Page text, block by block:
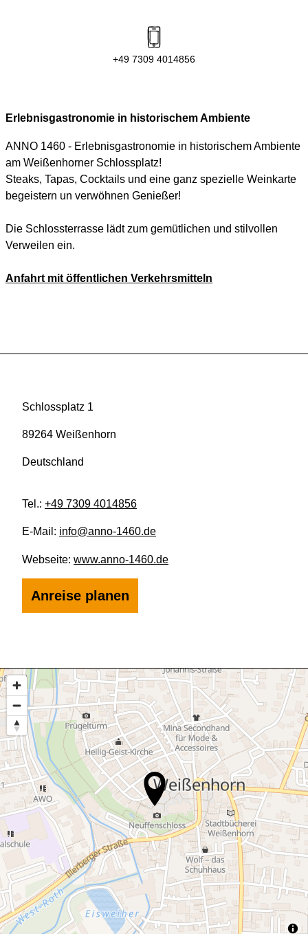
+49 7309 4014856
Erlebnisgastronomie in historischem Ambiente
ANNO 1460 - Erlebnisgastronomie in historischem Ambiente
am Weißenhorner Schlossplatz!
Steaks, Tapas, Cocktails und eine ganz spezielle Weinkarte
begeistern un verwöhnen Genießer!
Die Schlossterrasse lädt zum gemütlichen und stilvollen
Verweilen ein.
Anfahrt mit öffentlichen Verkehrsmitteln
Schlossplatz 1
89264 Weißenhorn
Deutschland
Tel.: +49 7309 4014856
E-Mail: info@anno-1460.de
Webseite: www.anno-1460.de
Anreise planen